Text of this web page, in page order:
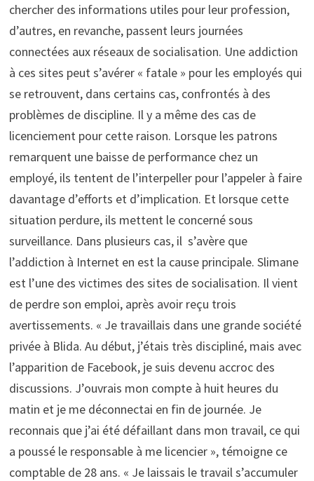
chercher des informations utiles pour leur profession,
d’autres, en revanche, passent leurs journées
connectées aux réseaux de socialisation. Une addiction
à ces sites peut s’avérer « fatale » pour les employés qui
se retrouvent, dans certains cas, confrontés à des
problèmes de discipline. Il y a même des cas de
licenciement pour cette raison. Lorsque les patrons
remarquent une baisse de performance chez un
employé, ils tentent de l’interpeller pour l’appeler à faire
davantage d’efforts et d’implication. Et lorsque cette
situation perdure, ils mettent le concerné sous
surveillance. Dans plusieurs cas, il s’avère que
l’addiction à Internet en est la cause principale. Slimane
est l’une des victimes des sites de socialisation. Il vient
de perdre son emploi, après avoir reçu trois
avertissements. « Je travaillais dans une grande société
privée à Blida. Au début, j’étais très discipliné, mais avec
l’apparition de Facebook, je suis devenu accroc des
discussions. J’ouvrais mon compte à huit heures du
matin et je me déconnectai en fin de journée. Je
reconnais que j’ai été défaillant dans mon travail, ce qui
a poussé le responsable à me licencier », témoigne ce
comptable de 28 ans. « Je laissais le travail s’accumuler